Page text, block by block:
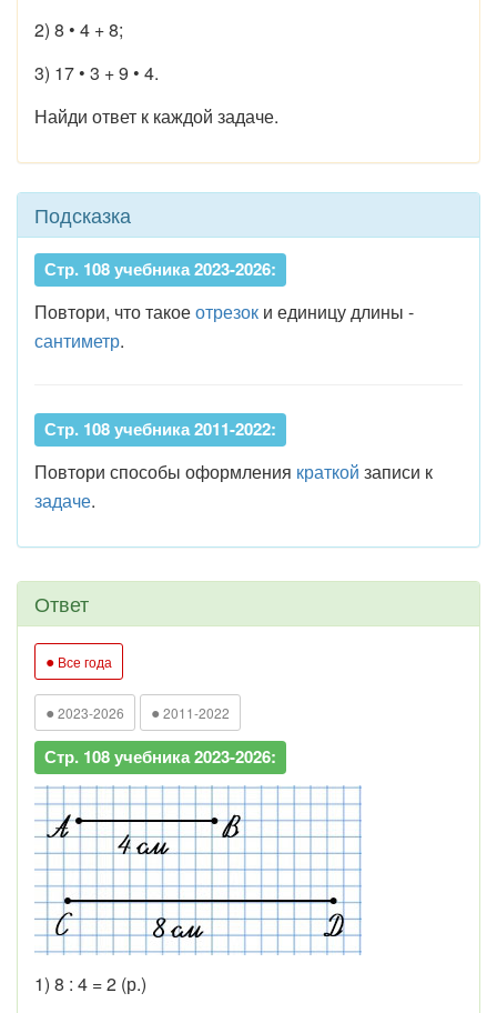
2) 8 • 4 + 8;
3) 17 • 3 + 9 • 4.
Найди ответ к каждой задаче.
Подсказка
Стр. 108 учебника 2023-2026:
Повтори, что такоеотрезок и единицу длины -
сантиметр.
Стр. 108 учебника 2011-2022:
Повтори способы оформления краткой записи к
задаче.
Ответ
● Все года
● 2023-2026 ● 2011-2022
Стр. 108 учебника 2023-2026:
1) 8 : 4 = 2 (р.)